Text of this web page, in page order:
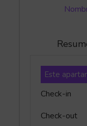
Este
Check-in
Check-out